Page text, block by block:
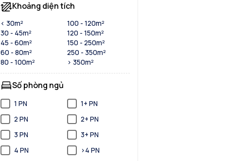
Khoảng diện tích
< 30m²
30 - 45m²
45 - 60m²
60 - 80m²
80 - 100m²
100 - 120m²
120 - 150m²
150 - 250m²
250 - 350m²
> 350m²
Số phòng ngủ
1 PN
1+ PN
2 PN
2+ PN
3 PN
3+ PN
4 PN
>4 PN